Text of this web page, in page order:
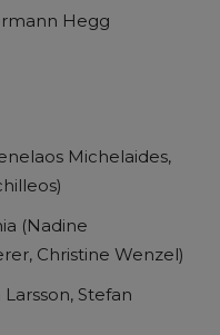
Hegg
Michelaides,
(Nadine
Christine Wenzel)
Larsson, Stefan